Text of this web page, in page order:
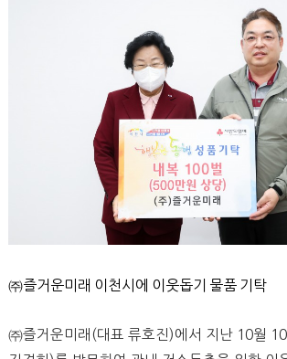
㈜즐거운미래 이천시에 이웃돕기 물품 기탁
㈜즐거운미래(대표 류호진)에서 지난 10월